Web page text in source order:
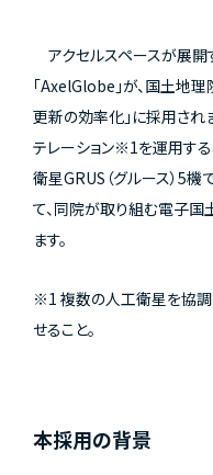
アクセルスペースが展開
「AxelGlobe」が、国土地
更新の効率化」に採用され
テレーション※1を運用す
衛星GRUS（グルース）5
て、同院が取り組む電子国
ます。
※1 複数の人工衛星を協調
せること。
本採用の背景